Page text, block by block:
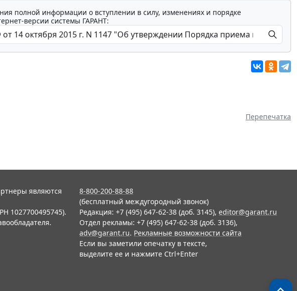
полной информации о вступлении в силу, изменениях и порядке
версии системы ГАРАНТ:
Перепечатка
являются
1027700495745).
8-800-200-88-88
(бесплатный междугородный звонок)
Редакция: +7 (495) 647-62-38 (доб. 3145), editor@garant.ru
Отдел рекламы: +7 (495) 647-62-38 (доб. 3136),
adv@garant.ru. Рекламные возможности сайта
Если вы заметили опечатку в тексте,
выделите ее и нажмите Ctrl+Enter